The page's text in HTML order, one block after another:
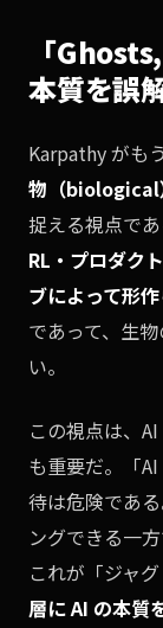
「
本質を誤
Karpathy がも
物（biological
捉える視点で
RL・プロダク
ブによって形
であって、生
い。
この視点は、
も重要だ。「
待は危険であ
ングできる一
これが「ジャ
層に AI の本質